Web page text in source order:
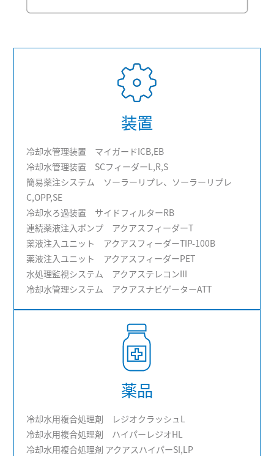
装置
冷却水管理装置 マイガードICB,EB
冷却水管理装置 SCフィーダーL,R,S
簡易薬注システム ソーラーリプレ、ソーラーリプレ
C,OPP,SE
冷却水ろ過装置 サイドフィルターRB
連続薬液注入ポンプ アクアスフィーダーT
薬液注入ユニット アクアスフィーダーTIP-100B
薬液注入ユニット アクアスフィーダーPET
水処理監視システム アクアステレコンIII
冷却水管理システム アクアスナビゲーターATT
薬品
冷却水用複合処理剤 レジオクラッシュL
冷却水用複合処理剤 ハイパーレジオHL
冷却水用複合処理剤 アクアスハイパーSI,LP